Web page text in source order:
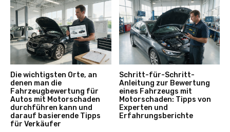
Die wichtigsten Orte, an
denen man die
Fahrzeugbewertung für
Autos mit Motorschaden
durchführen kann und
darauf basierende Tipps
für Verkäufer
Schritt-für-Schritt-
Anleitung zur Bewertung
eines Fahrzeugs mit
Motorschaden: Tipps von
Experten und
Erfahrungsberichte